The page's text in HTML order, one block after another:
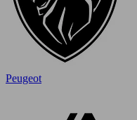
Peugeot